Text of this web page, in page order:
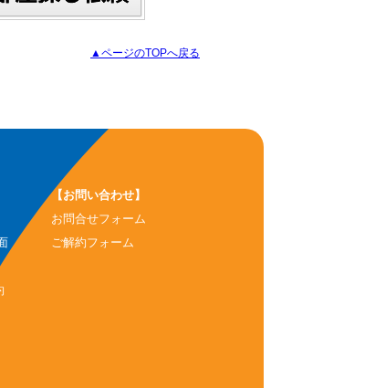
▲ページのTOPへ戻る
【お問い合わせ】
お問合せフォーム
ご解約フォーム